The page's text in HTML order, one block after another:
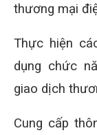
thương mại
Thực hiện
dụng chức
giao dịch
Cung cấp